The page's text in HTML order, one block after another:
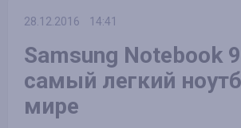
28.12.2016 14:41
Samsung Notebook
самый легкий
мире